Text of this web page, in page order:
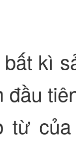
kì
đầu
từ